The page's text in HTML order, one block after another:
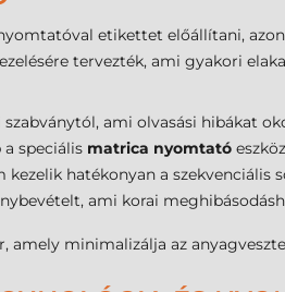
etikettet előállítani,
tervezték, ami gyakori
ami olvasási hibákat
speciális matrica nyomtató
hatékonyan a szekvenciális
ami korai
amely minimalizálja az